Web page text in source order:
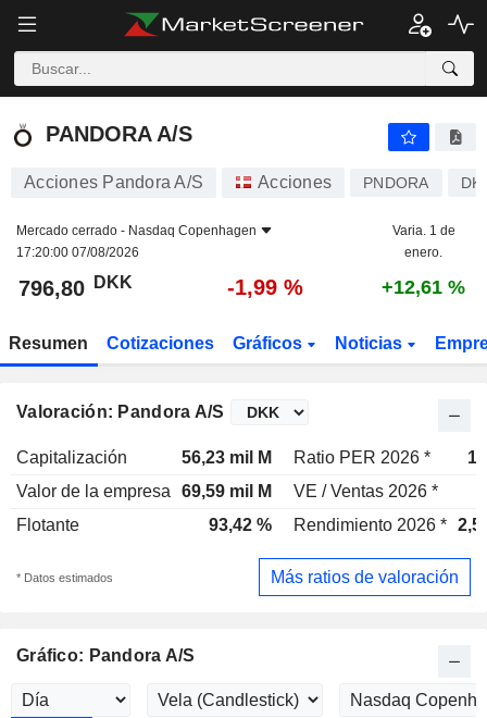
PANDORA A/S
PANDORA A/S
Acciones Pandora A/S Acciones PNDORA
Mercado cerrado - Nasdaq Copenhagen
17:20:00 07/08/2026
Varia. 1 de
enero.
796,80 DKK -1,99 % +12,61 %
Resumen Cotizaciones Gráficos Noticias
Valoración: Pandora A/S
Capitalización 56,23 mil M Ratio PER 2026 *
Valor de la empresa
69,59 mil M VE / Ventas 2026 *
Flotante
93,42 % Rendimiento 2026 *
* Datos estimados Más ratios de valoración
Gráfico: Pandora A/S